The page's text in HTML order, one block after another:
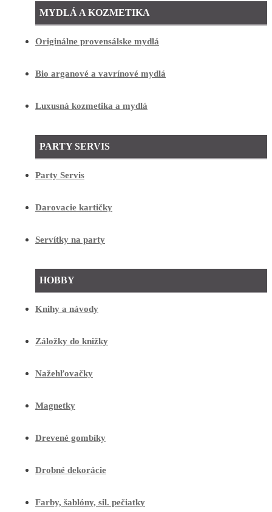
MYDLÁ A KOZMETIKA
Originálne provensálske mydlá
Bio arganové a vavrínové mydlá
Luxusná kozmetika a mydlá
PARTY SERVIS
Party Servis
Darovacie kartičky
Servítky na party
HOBBY
Knihy a návody
Záložky do knižky
Nažehľovačky
Magnetky
Drevené gombíky
Drobné dekorácie
Farby, šablóny, sil. pečiatky